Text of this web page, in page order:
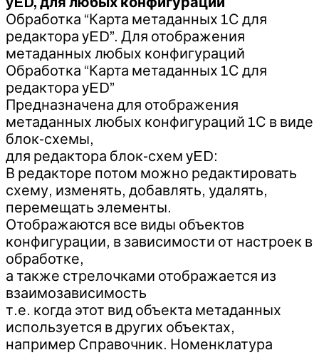
Обработка “Карта метаданных 1С для
редактора yED”. Для отображения
метаданных любых конфигураций
Обработка “Карта метаданных 1С для
редактора yED”
Предназначена для отображения
метаданных любых конфигураций 1С в виде
блок-схемы,
для редактора блок-схем yED:
В редакторе потом можно редактировать
схему, изменять, добавлять, удалять,
перемещать элементы.
Отображаются все виды объектов
конфигурации, в зависимости от настроек в
обработке,
а также стрелочками отображается из
взаимозависимость
т.е. когда этот вид объекта метаданных
используется в других объектах,
например Справочник. Номенклатура